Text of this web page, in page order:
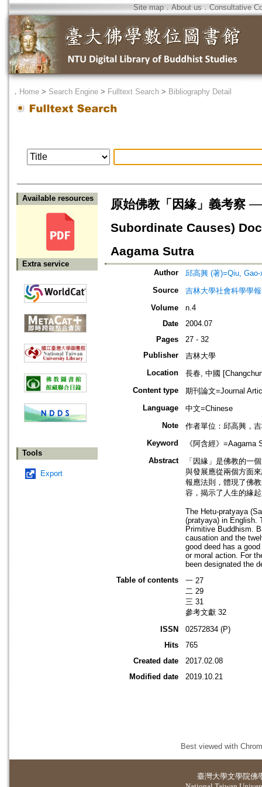
Site map．About us ． Consultative
． Home > Search Engine > Fulltext Search > Bibliography Detail
Available resources
Extra service
Tools
Export
原始佛教「因緣」義考察
Subordinate Causes)
Aagama Sutra
Author
邱高興 (著)=Qiu,
Source
吉林大學社會科學學
Volume
n.4
Date
2004.07
Pages
27 - 32
Publisher
吉林大學
Location
長春, 中國
Content type
期刊論文=Journal
Language
中文=Chinese
Note
作者單位：邱高興，
Keyword
《阿含經》
Abstract
「因緣」是佛教的一
與發展應從兩個方面
報應法則，體現了佛
容，揭示了人生的緣
The Hetu-pratyaya
(pratyaya) in English.
Primitive Buddhism.
causation and the
good deed has a
or moral action. For
been designated the
Table of contents
一 27
二 29
三 31
參考文獻 32
ISSN
02572834 (P)
Hits
765
Created date
2017.02.08
Modified date
2019.10.21
Best viewed with
臺灣大學文學院佛